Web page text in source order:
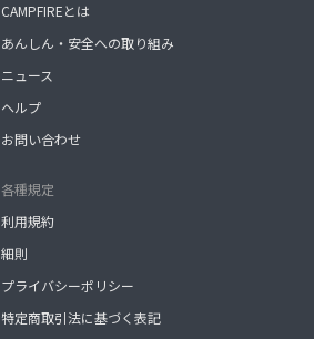
CAMPFIREとは
あんしん・安全への取り組み
ニュース
ヘルプ
お問い合わせ
各種規定
利用規約
細則
プライバシーポリシー
特定商取引法に基づく表記